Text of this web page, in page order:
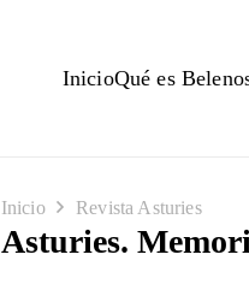
InicioQué es
Inicio Revista Asturies
Asturies.